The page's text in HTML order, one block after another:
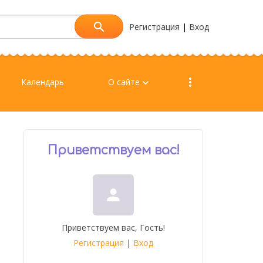
Регистрация | Вход
Календарь О сайте keyboard_arrow_down more_vert
Приветствуем вас!
person
Приветствуем вас, Гость!
Регистрация | Вход